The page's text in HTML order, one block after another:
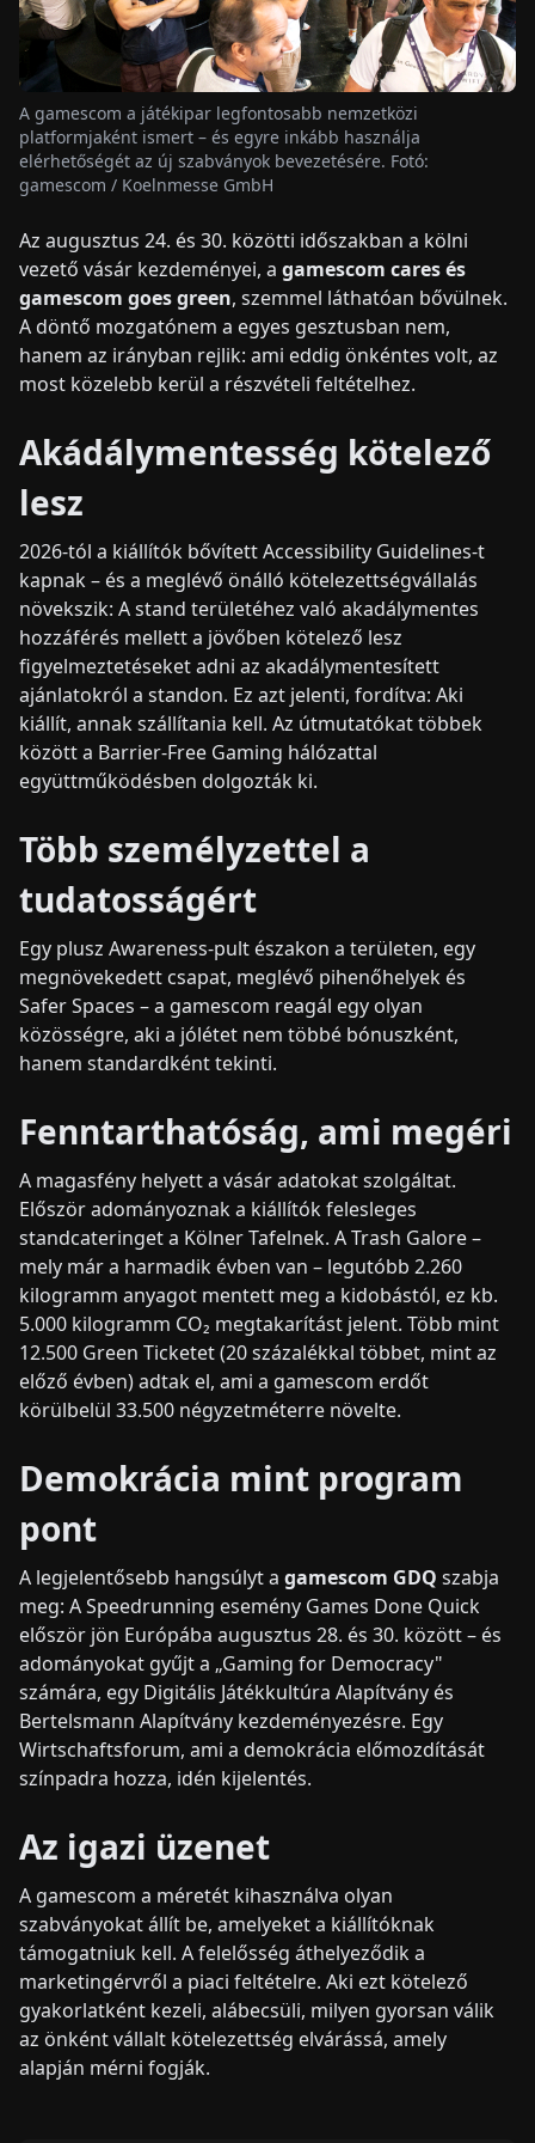
HÍREK
A gamescom a játékipar legfontosabb nemzetközi
platformjaként ismert – és egyre inkább használja
elérhetőségét az új szabványok bevezetésére. Fotó:
gamescom / Koelnmesse GmbH
Az augusztus 24. és 30. közötti időszakban a kölni
vezető vásár kezdeményei, a gamescom cares és
gamescom goes green, szemmel láthatóan bővülnek.
A döntő mozgatónem a egyes gesztusban nem,
hanem az irányban rejlik: ami eddig önkéntes volt, az
most közelebb kerül a részvételi feltételhez.
Akádálymentesség kötelező
lesz
2026-tól a kiállítók bővített Accessibility Guidelines-t
kapnak – és a meglévő önálló kötelezettségvállalás
növekszik: A stand területéhez való akadálymentes
hozzáférés mellett a jövőben kötelező lesz
figyelmeztetéseket adni az akadálymentesített
ajánlatokról a standon. Ez azt jelenti, fordítva: Aki
kiállít, annak szállítania kell. Az útmutatókat többek
között a Barrier-Free Gaming hálózattal
együttműködésben dolgozták ki.
Több személyzettel a
tudatosságért
Egy plusz Awareness-pult északon a területen, egy
megnövekedett csapat, meglévő pihenőhelyek és
Safer Spaces – a gamescom reagál egy olyan
közösségre, aki a jólétet nem többé bónuszként,
hanem standardként tekinti.
Fenntarthatóság, ami megéri
A magasfény helyett a vásár adatokat szolgáltat.
Először adományoznak a kiállítók felesleges
standcateringet a Kölner Tafelnek. A Trash Galore –
mely már a harmadik évben van – legutóbb 2.260
kilogramm anyagot mentett meg a kidobástól, ez kb.
5.000 kilogramm CO₂ megtakarítást jelent. Több mint
12.500 Green Ticketet (20 százalékkal többet, mint az
előző évben) adtak el, ami a gamescom erdőt
körülbelül 33.500 négyzetméterre növelte.
Demokrácia mint program
pont
A legjelentősebb hangsúlyt a gamescom GDQ szabja
meg: A Speedrunning esemény Games Done Quick
először jön Európába augusztus 28. és 30. között – és
adományokat gyűjt a „Gaming for Democracy"
számára, egy Digitális Játékkultúra Alapítvány és
Bertelsmann Alapítvány kezdeményezésre. Egy
Wirtschaftsforum, ami a demokrácia előmozdítását
színpadra hozza, idén kijelentés.
Az igazi üzenet
A gamescom a méretét kihasználva olyan
szabványokat állít be, amelyeket a kiállítóknak
támogatniuk kell. A felelősség áthelyeződik a
marketingérvről a piaci feltételre. Aki ezt kötelező
gyakorlatként kezeli, alábecsüli, milyen gyorsan válik
az önként vállalt kötelezettség elvárássá, amely
alapján mérni fogják.